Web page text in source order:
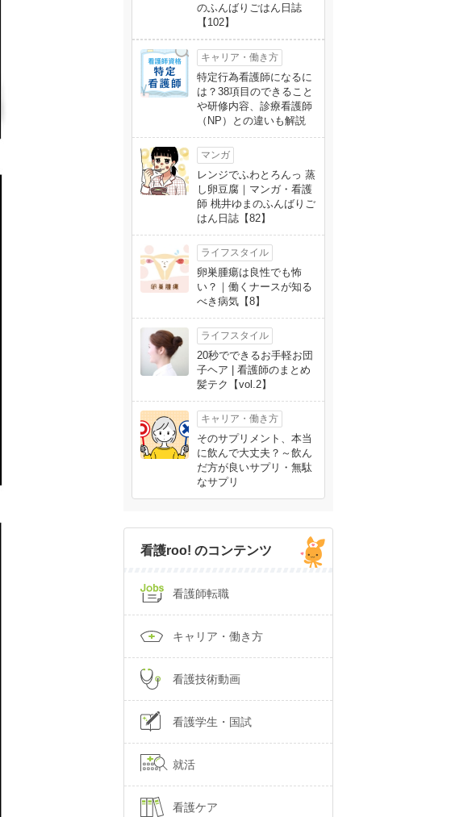
のふんばりごはん日誌
【102】
キャリア・働き方
特定行為看護師になるに
は？38項目のできること
や研修内容、診療看護師
（NP）との違いも解説
マンガ
レンジでふわとろんっ 蒸
し卵豆腐｜マンガ・看護
師 桃井ゆまのふんばりご
はん日誌【82】
ライフスタイル
卵巣腫瘍は良性でも怖
い？｜働くナースが知る
べき病気【8】
ライフスタイル
20秒でできるお手軽お団
子ヘア | 看護師のまとめ
髪テク【vol.2】
キャリア・働き方
そのサプリメント、本当
に飲んで大丈夫？～飲ん
だ方が良いサプリ・無駄
なサプリ
看護roo! のコンテンツ
看護師転職
キャリア・働き方
看護技術動画
看護学生・国試
就活
看護ケア